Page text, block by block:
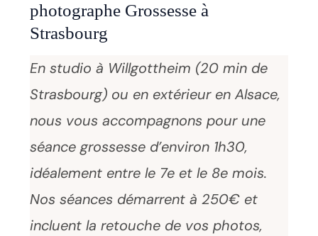
photographe Grossesse à
Strasbourg
En studio à Willgottheim (20 min de
Strasbourg) ou en extérieur en Alsace,
nous vous accompagnons pour une
séance grossesse d’environ 1h30,
idéalement entre le 7e et le 8e mois.
Nos séances démarrent à 250€ et
incluent la retouche de vos photos,